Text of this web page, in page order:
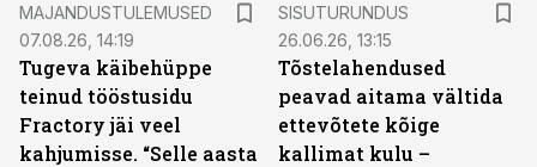
MAJANDUSTULEMUSED
07.08.26, 14:19
Tugeva käibehüppe
teinud tööstusidu
Fractory jäi veel
kahjumisse. “Selle aasta
SISUTURUNDUS
26.06.26, 13:15
Tõstelahendused
peavad aitama vältida
ettevõtete kõige
kallimat kulu –